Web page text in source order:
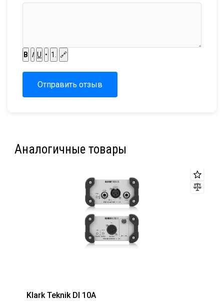
B I U • 1. 🔗
Отправить отзыв
Аналогичные товары
Klark Teknik DI 10A